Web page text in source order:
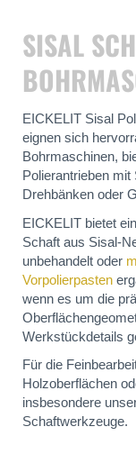
SISAL
EICKELIT Sisal
eignen sich
Bohrmaschinen,
Polierantrieben
Drehbänken oder
EICKELIT bietet
Schaft aus Sisal-
unbehandelt oder
Vorpolierpasten
wenn es um die
Werkstückdetails
Für die
Holzoberflächen
insbesondere
Schaftwerkzeuge.